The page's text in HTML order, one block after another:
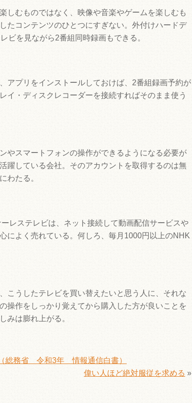
しむものではなく、映像や音楽やゲームを楽しむも
たコンテンツのひとつにすぎない。外付けハードデ
ビを見ながら2番組同時録画もできる。
アプリをインストールしておけば、2番組録画予約が
イ・ディスクレコーダーを接続すればそのまま使う
やスマートフォンの操作ができるようになる必要が
躍している会社。そのアカウントを取得するのは無
わたる。
レステレビは、ネット接続して動画配信サービスや
によく売れている。何しろ、毎月1000円以上のNHK
うしたテレビを買い替えたいと思う人に、それな
操作をしっかり覚えてから購入した方が良いことを
みは膨れ上がる。
総務省 令和3年 情報通信白書）
偉い人ほど絶対服従を求める »